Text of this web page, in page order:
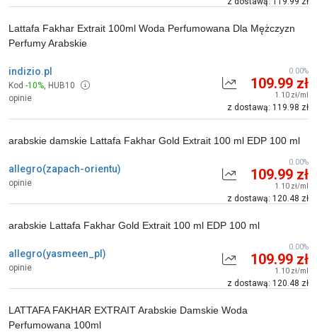
indizio.pl
Kod -10%, HUB10
opinie
Lattafa Fakhar Extrait 100ml Woda Perfumowana Dla Mężczyzn
Perfumy Arabskie
109.99 zł
1.10 zł/ml
z dostawą: 119.98 zł
0.00%
allegro(zapach-orientu)
opinie
arabskie damskie Lattafa Fakhar Gold Extrait 100 ml EDP 100 ml
109.99 zł
1.10 zł/ml
z dostawą: 120.48 zł
0.00%
allegro(yasmeen_pl)
opinie
arabskie Lattafa Fakhar Gold Extrait 100 ml EDP 100 ml
109.99 zł
1.10 zł/ml
z dostawą: 120.48 zł
0.00%
LATTAFA FAKHAR EXTRAIT Arabskie Damskie Woda
Perfumowana 100ml